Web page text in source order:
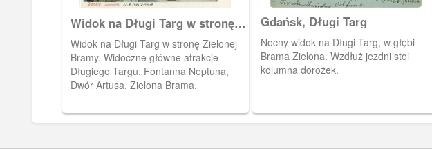
Widok na Długi Targ w stronę
Zielonej Bramy
Widok na Długi Targ w stronę Zielonej
Bramy. Widoczne główne atrakcje
Długiego Targu. Fontanna Neptuna,
Dwór Artusa, Zielona Brama.
Gdańsk, Długi Targ
Nocny widok na Długi Targ, w głębi
Brama Zielona. Wzdłuż jezdni stoi
kolumna dorożek.